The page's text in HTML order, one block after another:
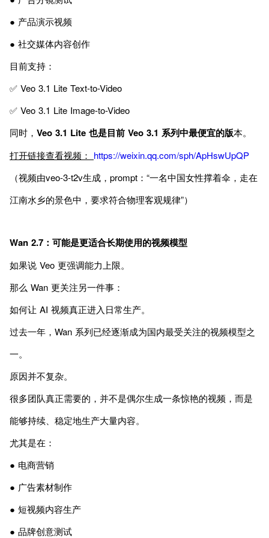
● 产品演示视频
● 社交媒体内容创作
目前支持：
✅ Veo 3.1 Lite Text-to-Video
✅ Veo 3.1 Lite Image-to-Video
同时， Veo 3.1 Lite 也是目前 Veo 3.1 系列中最便宜的版本。
打开链接查看视频： https://weixin.qq.com/sph/ApHswUpQP
（视频由veo-3-t2v生成，prompt：“一名中国女性撑着伞，走在
江南水乡的景色中，要求符合物理客观规律”）
Wan 2.7：可能是更适合长期使用的视频模型
如果说 Veo 更强调能力上限。
那么 Wan 更关注另一件事：
如何让 AI 视频真正进入日常生产。
过去一年，Wan 系列已经逐渐成为国内最受关注的视频模型之
一。
原因并不复杂。
很多团队真正需要的，并不是偶尔生成一条惊艳的视频，而是
能够持续、稳定地生产大量内容。
尤其是在：
● 电商营销
● 广告素材制作
● 短视频内容生产
● 品牌创意测试